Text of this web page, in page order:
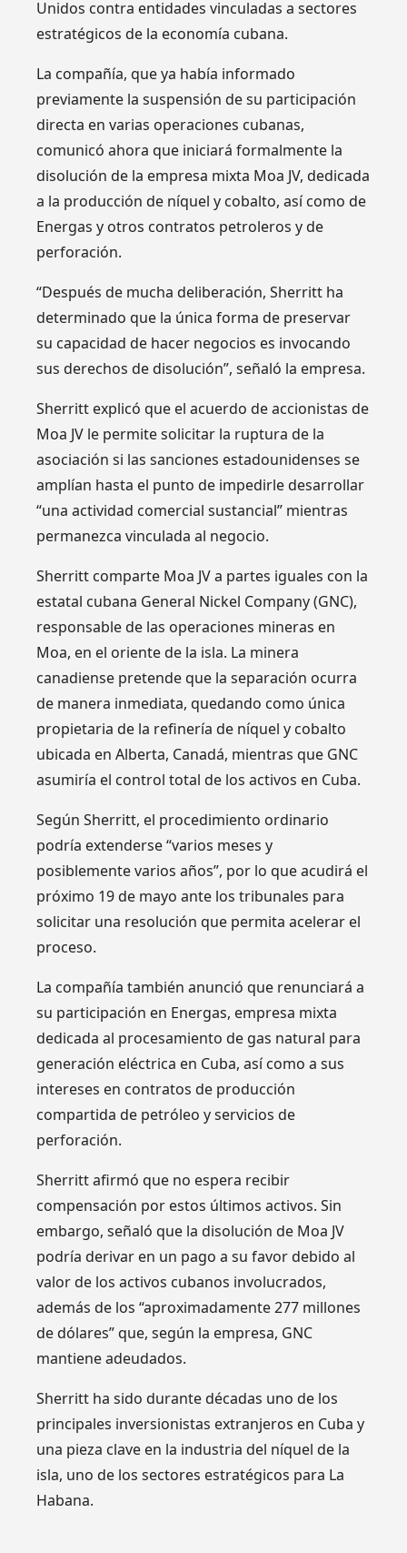
Unidos contra entidades vinculadas a sectores
estratégicos de la economía cubana.
La compañía, que ya había informado
previamente la suspensión de su participación
directa en varias operaciones cubanas,
comunicó ahora que iniciará formalmente la
disolución de la empresa mixta Moa JV, dedicada
a la producción de níquel y cobalto, así como de
Energas y otros contratos petroleros y de
perforación.
“Después de mucha deliberación, Sherritt ha
determinado que la única forma de preservar
su capacidad de hacer negocios es invocando
sus derechos de disolución”, señaló la empresa.
Sherritt explicó que el acuerdo de accionistas de
Moa JV le permite solicitar la ruptura de la
asociación si las sanciones estadounidenses se
amplían hasta el punto de impedirle desarrollar
“una actividad comercial sustancial” mientras
permanezca vinculada al negocio.
Sherritt comparte Moa JV a partes iguales con la
estatal cubana General Nickel Company (GNC),
responsable de las operaciones mineras en
Moa, en el oriente de la isla. La minera
canadiense pretende que la separación ocurra
de manera inmediata, quedando como única
propietaria de la refinería de níquel y cobalto
ubicada en Alberta, Canadá, mientras que GNC
asumiría el control total de los activos en Cuba.
Según Sherritt, el procedimiento ordinario
podría extenderse “varios meses y
posiblemente varios años”, por lo que acudirá el
próximo 19 de mayo ante los tribunales para
solicitar una resolución que permita acelerar el
proceso.
La compañía también anunció que renunciará a
su participación en Energas, empresa mixta
dedicada al procesamiento de gas natural para
generación eléctrica en Cuba, así como a sus
intereses en contratos de producción
compartida de petróleo y servicios de
perforación.
Sherritt afirmó que no espera recibir
compensación por estos últimos activos. Sin
embargo, señaló que la disolución de Moa JV
podría derivar en un pago a su favor debido al
valor de los activos cubanos involucrados,
además de los “aproximadamente 277 millones
de dólares” que, según la empresa, GNC
mantiene adeudados.
Sherritt ha sido durante décadas uno de los
principales inversionistas extranjeros en Cuba y
una pieza clave en la industria del níquel de la
isla, uno de los sectores estratégicos para La
Habana.